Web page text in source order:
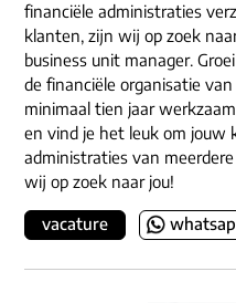
financiële administraties
klanten, zijn wij op zoek
business unit manager.
de financiële organisatie
minimaal tien jaar
en vind je het leuk om jouw
administraties van
wij op zoek naar jou!
vacature